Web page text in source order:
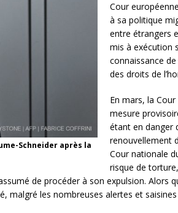
Schneider après la
Cour
à sa politique
entre étrangers
mis à exécution
connaissance
des droits de
En mars, la
mesure
étant en danger
renouvellement
Cour nationale
risque de
de procéder à son expulsion. Alors
malgré les nombreuses alertes et